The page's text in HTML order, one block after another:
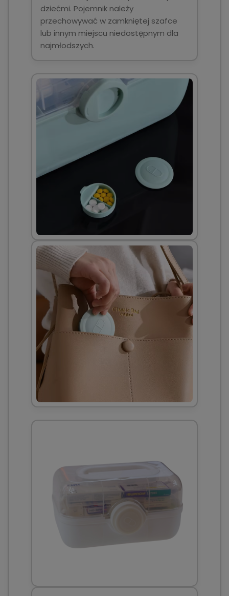
dziećmi. Pojemnik należy
przechowywać w zamkniętej szafce
lub innym miejscu niedostępnym dla
najmłodszych.